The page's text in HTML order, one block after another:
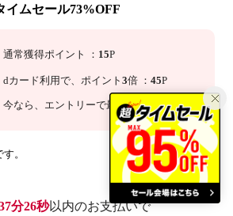
イムセール73%OFF
通常獲得ポイント ： 15P
dカード利用で、 ポイント 3倍 ： 45P
今なら 、エントリーで最大 倍！ 詳細
す。
分25秒以内のお支払いで